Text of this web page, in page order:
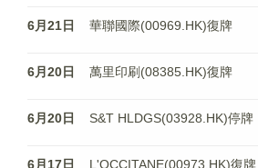
6月21日 華聯國際(00969.HK)復牌
6月20日 萬里印刷(08385.HK)復牌
6月20日 S&T HLDGS(03928.HK)停牌
6月17日 L'OCCITANE(00973.HK)復牌